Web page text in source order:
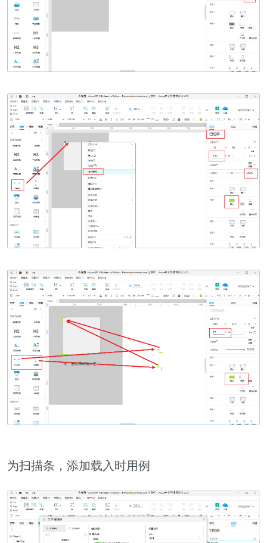
为扫描条，添加载入时用例